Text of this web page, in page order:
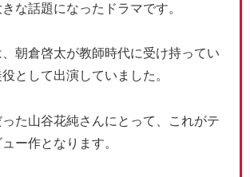
な話題になったドラマです。
朝倉啓太が教師時代に受け持ってい
として出演していました。
た山谷花純さんにとって、これがテ
ー作となります。